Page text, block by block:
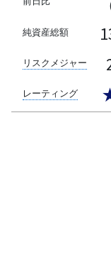
純資産総額
リスクメジャー
レーティング